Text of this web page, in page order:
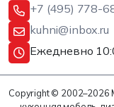
+7 (495) 778-
kuhni@inbox.ru
Ежедневно
Copyright ©